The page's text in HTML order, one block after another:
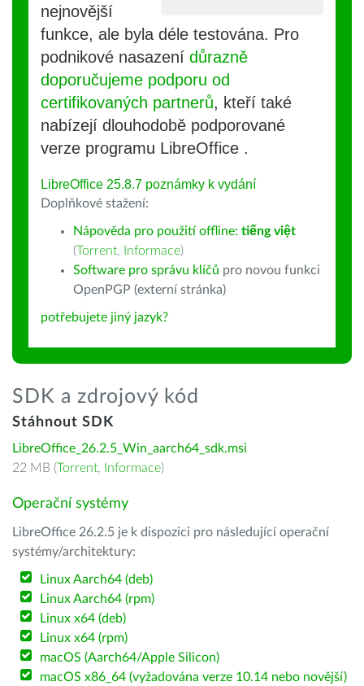
nejnovější
funkce, ale byla déle testována. Pro
podnikové nasazení důrazně
doporučujeme podporu od
certifikovaných partnerů, kteří také
nabízejí dlouhodobě podporované
verze programu LibreOffice .
LibreOffice 25.8.7 poznámky k vydání
Doplňkové stažení:
Nápověda pro použití offline: tiếng việt
(Torrent, Informace)
Software pro správu klíčů pro novou funkci
OpenPGP (externí stránka)
potřebujete jiný jazyk?
SDK a zdrojový kód
Stáhnout SDK
LibreOffice_26.2.5_Win_aarch64_sdk.msi
22 MB (Torrent, Informace)
Operační systémy
LibreOffice 26.2.5 je k dispozici pro následující operační
systémy/architektury:
Linux Aarch64 (deb)
Linux Aarch64 (rpm)
Linux x64 (deb)
Linux x64 (rpm)
macOS (Aarch64/Apple Silicon)
macOS x86_64 (vyžadována verze 10.14 nebo novější)